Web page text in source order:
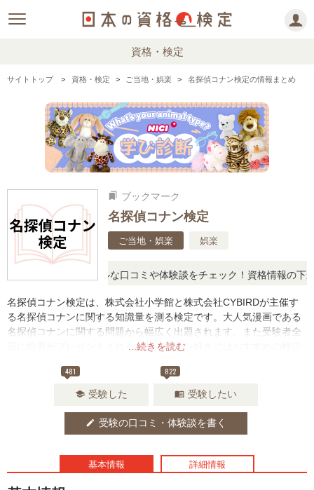
資格・検定
サイトトップ 資格・検定 ご当地・娯楽 名探偵コナン検定の情報まとめ
bookmarks ブックマーク
名探偵コナン検定
ご当地・娯楽 娯楽
思ったら、リアルな口コミや体験談をチェック！資格情報の下から
...続きを読む
名探偵コナン検定は、株式会社小学館と株式会社CYBIRDが主催す
る名探偵コナンに関する知識量を測る検定です。大人気漫画である
名探偵コナンに関する問題から幅広く出題されます。また受験者全
員に特典がプレゼントされるなど、コナン好きにはおすすめの検定
481
school 受験した
822
menu_book 受験したい
edit 受験の口コミ・体験談を書く
基本情報 詳細情報